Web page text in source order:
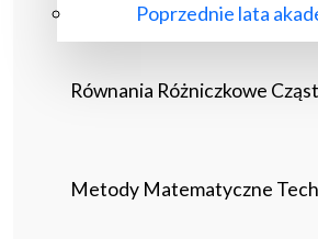
Poprzednie lata
Równania Różniczkowe
Metody Matematyczne